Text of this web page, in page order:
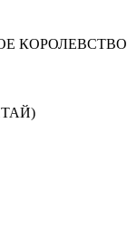
КОРОЛЕВСТВО